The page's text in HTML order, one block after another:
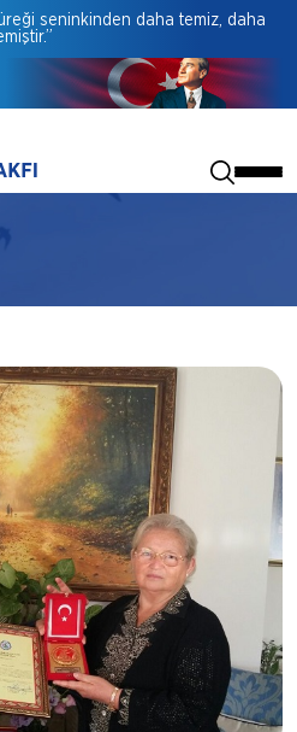
seninkinden daha temiz, daha